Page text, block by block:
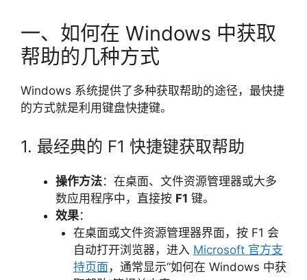
一、如何在 Windows 中获取
帮助的几种方式
Windows 系统提供了多种获取帮助的途径，最快捷
的方式就是利用键盘快捷键。
1. 最经典的 F1 快捷键获取帮助
操作方法：在桌面、文件资源管理器或大多
数应用程序中，直接按 F1 键。
效果：
在桌面或文件资源管理器界面，按 F1 会
自动打开浏览器，进入 Microsoft 官方支
持页面 ，通常显示“如何在 Windows 中获